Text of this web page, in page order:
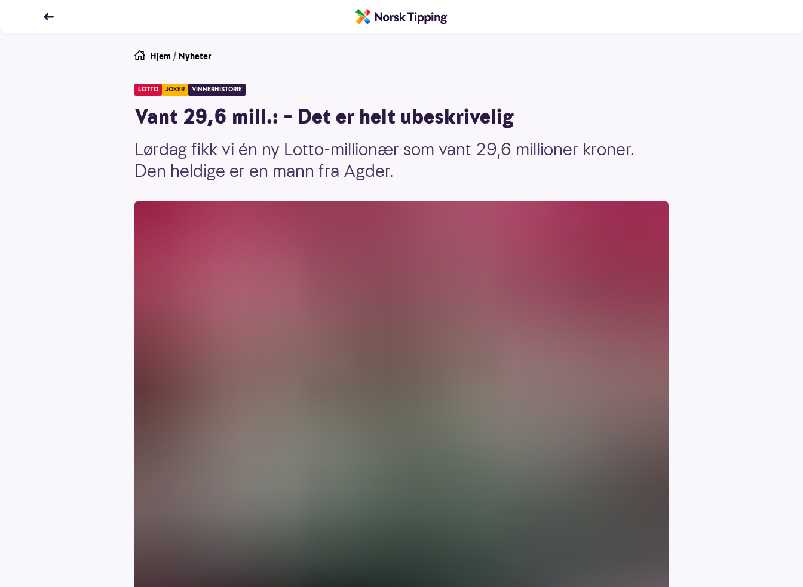
Hjem / Nyheter
LOTTO JOKER VINNERHISTORIE
Vant 29,6 mill.: – Det er helt ubeskrivelig
Lørdag fikk vi én ny Lotto-millionær som vant 29,6 millioner kroner.
Den heldige er en mann fra Agder.